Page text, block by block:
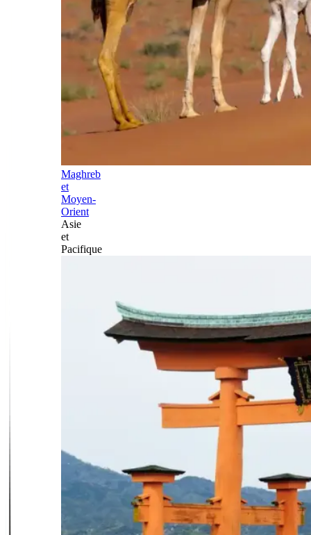
Maghreb
et
Moyen-
Orient
Asie
et
Pacifique